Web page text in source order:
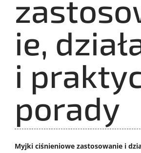
ie,
i
porady
Myjki ciśnieniowe zastosowanie i